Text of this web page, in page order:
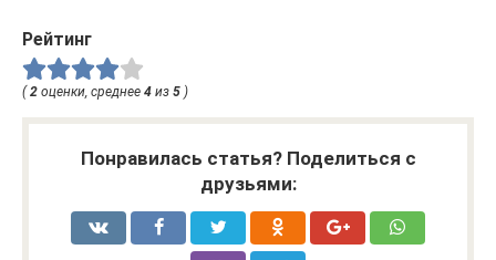
Рейтинг
( 2 оценки, среднее 4 из 5 )
Понравилась статья? Поделиться с
друзьями: